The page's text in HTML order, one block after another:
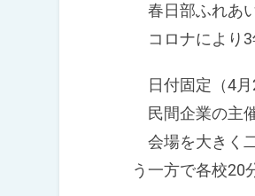
春日部ふれあ
コロナにより3
日付固定（4月
民間企業の主
会場を大きく
う一方で各校20